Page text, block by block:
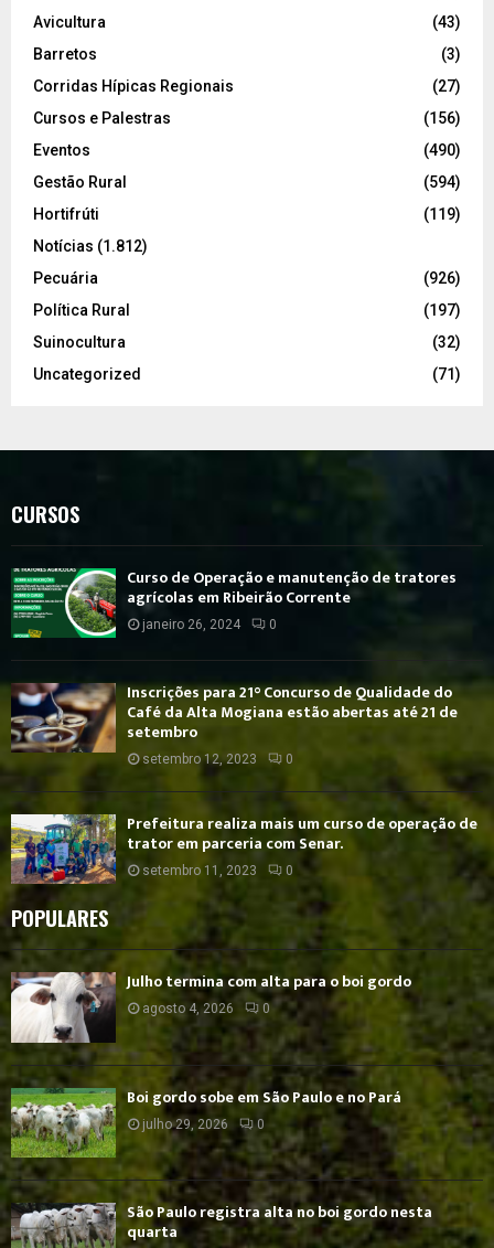
Avicultura
(43)
Barretos
(3)
Corridas Hípicas Regionais
(27)
Cursos e Palestras
(156)
Eventos
(490)
Gestão Rural
(594)
Hortifrúti
(119)
Notícias (1.812)
Pecuária
(926)
Política Rural
(197)
Suinocultura
(32)
Uncategorized
(71)
CURSOS
Curso de Operação e manutenção de tratores
agrícolas em Ribeirão Corrente
janeiro 26, 2024 0
Inscrições para 21° Concurso de Qualidade do
Café da Alta Mogiana estão abertas até 21 de
setembro
setembro 12, 2023 0
Prefeitura realiza mais um curso de operação de
trator em parceria com Senar.
setembro 11, 2023 0
POPULARES
Julho termina com alta para o boi gordo
agosto 4, 2026 0
Boi gordo sobe em São Paulo e no Pará
julho 29, 2026 0
São Paulo registra alta no boi gordo nesta
quarta